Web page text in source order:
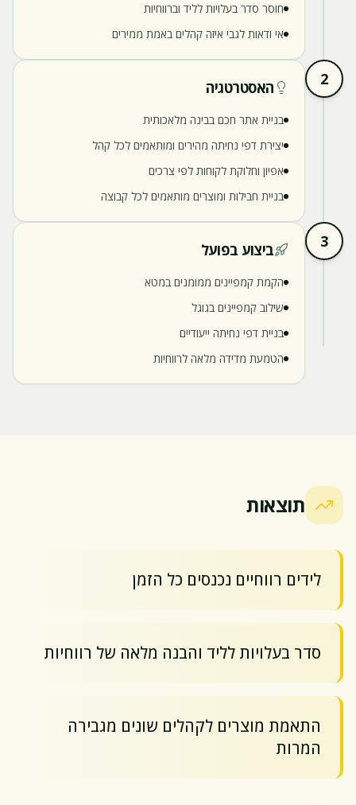
חוסר סדר בעלויות לליד וברווחיות
אי ודאות לגבי איזה קהלים באמת ממירים
2 האסטרטגיה
בניית אתר חכם בבינה מלאכותית
יצירת דפי נחיתה מהירים ומותאמים לכל קהל
אפיון וחלוקת לקוחות לפי צרכים
בניית חבילות ומוצרים מותאמים לכל קבוצה
3 ביצוע בפועל
הקמת קמפיינים ממומנים במטא
שילוב קמפיינים בגוגל
בניית דפי נחיתה ייעודיים
הטמעת מדידה מלאה לרווחיות
תוצאות
לידים רווחיים נכנסים כל הזמן
סדר בעלויות לליד והבנה מלאה של רווחיות
התאמת מוצרים לקהלים שונים מגבירה
המרות